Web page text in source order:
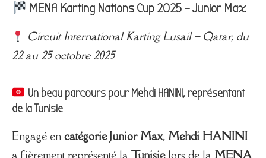
MENA Karting Nations Cup 2025 – Junior Max
Circuit International Karting Lusail – Qatar, du
22 au 25 octobre 2025
Un beau parcours pour Mehdi HANINI, représentant
de la Tunisie
Engagé en catégorie Junior Max, Mehdi HANINI
a fièrement représenté la Tunisielors de la MENA